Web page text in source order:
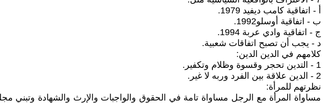
أ - اتفاقية كامب ديفيد 1979.
ب - اتفاقية أوسلو1992.
ج - اتفاقية وادي عربة 1994.
د - يجب أن تصبح اتفاقات شعبية.
كلامهم في الدين الدين:
1 - التدين تحجر وقسوة وظلام وتكفير.
2 - الدين علاقة بين الفرد وربه لا غير.
نظرتهم للمرأة: